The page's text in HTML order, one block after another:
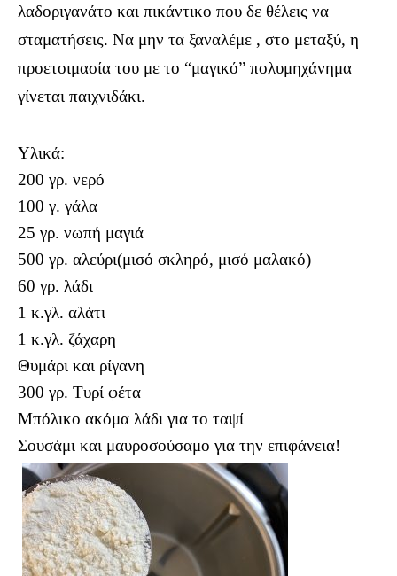
λαδοριγανάτο και πικάντικο που δε θέλεις να
σταματήσεις. Να μην τα ξαναλέμε , στο μεταξύ, η
προετοιμασία του με το “μαγικό” πολυμηχάνημα
γίνεται παιχνιδάκι.
Υλικά:
200 γρ. νερό
100 γ. γάλα
25 γρ. νωπή μαγιά
500 γρ. αλεύρι(μισό σκληρό, μισό μαλακό)
60 γρ. λάδι
1 κ.γλ. αλάτι
1 κ.γλ. ζάχαρη
Θυμάρι και ρίγανη
300 γρ. Τυρί φέτα
Μπόλικο ακόμα λάδι για το ταψί
Σουσάμι και μαυροσούσαμο για την επιφάνεια!